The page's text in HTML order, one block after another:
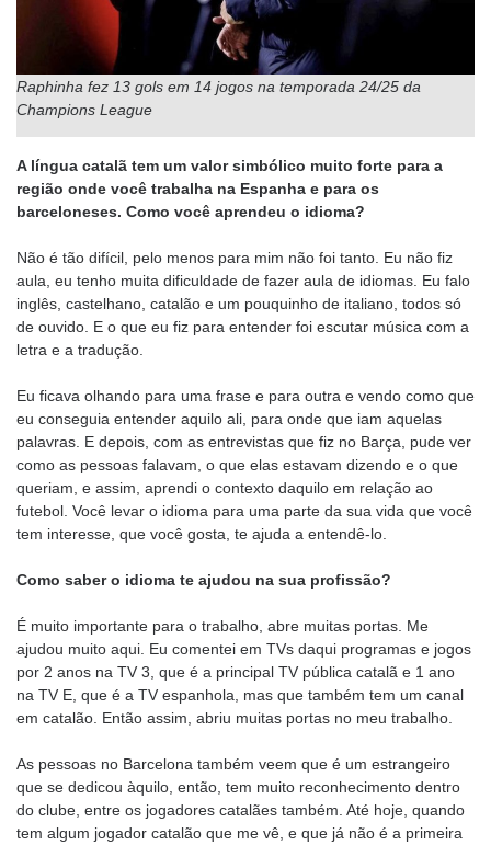
Raphinha fez 13 gols em 14 jogos na temporada 24/25 da
Champions League
A língua catalã tem um valor simbólico muito forte para a
região onde você trabalha na Espanha e para os
barceloneses. Como você aprendeu o idioma?
Não é tão difícil, pelo menos para mim não foi tanto. Eu não fiz
aula, eu tenho muita dificuldade de fazer aula de idiomas. Eu falo
inglês, castelhano, catalão e um pouquinho de italiano, todos só
de ouvido. E o que eu fiz para entender foi escutar música com a
letra e a tradução.
Eu ficava olhando para uma frase e para outra e vendo como que
eu conseguia entender aquilo ali, para onde que iam aquelas
palavras. E depois, com as entrevistas que fiz no Barça, pude ver
como as pessoas falavam, o que elas estavam dizendo e o que
queriam, e assim, aprendi o contexto daquilo em relação ao
futebol. Você levar o idioma para uma parte da sua vida que você
tem interesse, que você gosta, te ajuda a entendê-lo.
Como saber o idioma te ajudou na sua profissão?
É muito importante para o trabalho, abre muitas portas. Me
ajudou muito aqui. Eu comentei em TVs daqui programas e jogos
por 2 anos na TV 3, que é a principal TV pública catalã e 1 ano
na TV E, que é a TV espanhola, mas que também tem um canal
em catalão. Então assim, abriu muitas portas no meu trabalho.
As pessoas no Barcelona também veem que é um estrangeiro
que se dedicou àquilo, então, tem muito reconhecimento dentro
do clube, entre os jogadores catalães também. Até hoje, quando
tem algum jogador catalão que me vê, e que já não é a primeira